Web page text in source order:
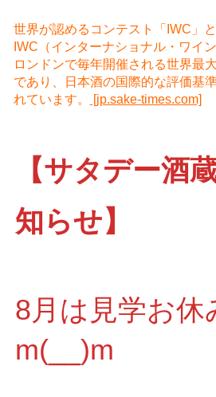
世界が認めるコンテスト「IWC」
IWC（インターナショナル・ワイ
ロンドンで毎年開催される世界最
であり、日本酒の国際的な評価基
れています。
[jp.sake-times.com]
【サタデー酒
知らせ】
8月は見学お休
m(__)m